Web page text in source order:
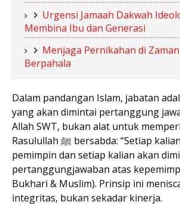
Urgensi Jamaah Dakwah
Membina Ibu dan Generasi
Menjaga Pernikahan di
Berpahala
Dalam pandangan Islam, jabatan
yang akan dimintai pertanggung
Allah SWT, bukan alat untuk
Rasulullah ﷺ bersabda: “Setiap kalian adalah
pemimpin dan setiap kalian akan
pertanggungjawaban atas
Bukhari & Muslim). Prinsip ini
integritas, bukan sekadar kinerja.